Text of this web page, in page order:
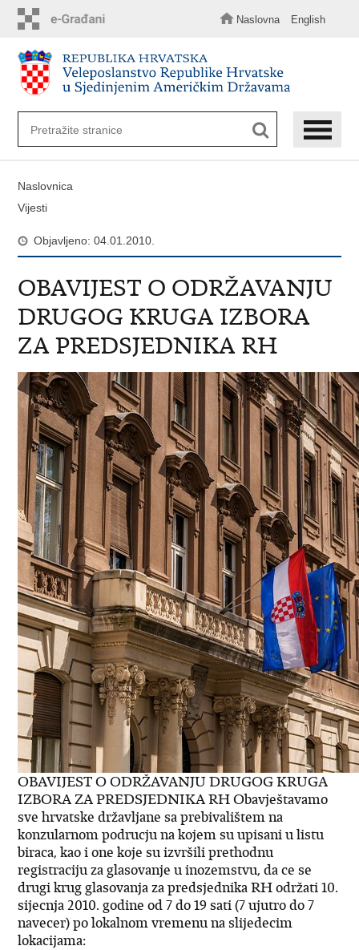
sadržaj
Naslovna English
Naslovnica
Vijesti
Objavljeno: 04.01.2010.
OBAVIJEST O ODRŽAVANJU
DRUGOG KRUGA IZBORA
ZA PREDSJEDNIKA RH
OBAVIJEST O ODRŽAVANJU DRUGOG KRUGA
IZBORA ZA PREDSJEDNIKA RH Obavještavamo
sve hrvatske državljane sa prebivalištem na
konzularnom podrucju na kojem su upisani u listu
biraca, kao i one koje su izvršili prethodnu
registraciju za glasovanje u inozemstvu, da ce se
drugi krug glasovanja za predsjednika RH održati 10.
sijecnja 2010. godine od 7 do 19 sati (7 ujutro do 7
navecer) po lokalnom vremenu na slijedecim
lokacijama: